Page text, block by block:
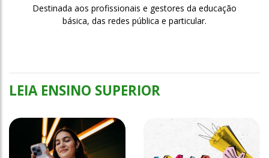
Destinada aos profissionais e gestores da educação
básica, das redes pública e particular.
LEIA ENSINO SUPERIOR